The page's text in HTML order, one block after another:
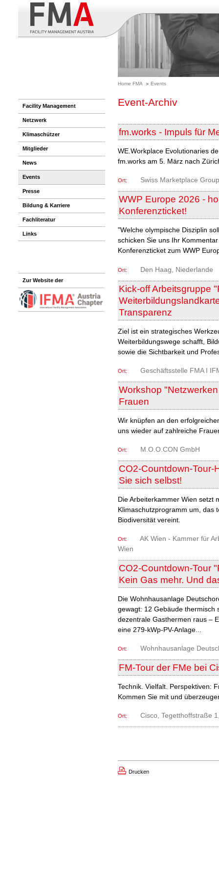
Home FMA Events
Facility Management
Netzwerk
Klimaschützer
Mitglieder
News
Events
Presse
Bildung & Karriere
Fachliteratur
Links
Zur Website der
Event-Archiv
fm.works - Impuls für
WE.Workplace Evolutionaries
fm.works am 5. März nach
Ort: Swiss Marketplace
WWP Europe 2026 -
Konferenzticket!
"Welche olympische Disziplin
schicken Sie uns Ihr
Konferenzticket zum WWP
Ort: Den Haag, Niederlande
Kick-off Arbeitsgruppe
Transparenz
Ziel ist ein strategisches
Weiterbildungswege schafft,
sowie die Sichtbarkeit und
Ort: Geschäftsstelle FMA I
Workshop
Frauen
Wir knüpfen an den
uns wieder auf zahlreiche
Ort: M.O.O.CON GmbH
CO2-Countdown-Tour-
Sie sich selbst!
Die Arbeiterkammer Wien setzt
Klimaschutzprogramm um, das
Biodiversität vereint.
Ort:
AK Wien - Kammer für
Wien
CO2-Countdown-Tour
Kein Gas mehr. Und
Die Wohnhausanlage
gewagt: 12 Gebäude thermisch
dezentrale Gasthermen raus –
eine 279-kWp-PV-Anlage...
Ort: Wohnhausanlage
FM-Tour der FMe bei
Technik. Vielfalt. Perspektiven:
Kommen Sie mit und
Ort: Cisco, Tegetthoffstraße
Drucken